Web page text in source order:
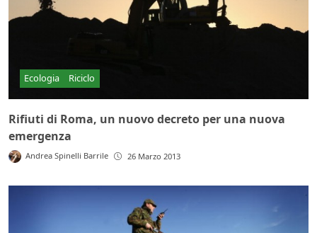
Ecologia Riciclo
Rifiuti di Roma, un nuovo decreto per una nuova
emergenza
Andrea Spinelli Barrile 26 Marzo 2013